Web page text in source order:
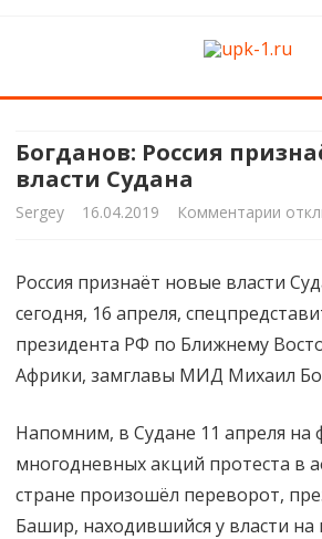
Skip
Богданов: Россия
власти Судана
Sergey 16.04.2019 Комментарии к
Россия признаёт новые власти
сегодня, 16 апреля,
президента РФ по Ближнему
Африки, замглавы МИД Михаил
Напомним, в Судане 11 апреля на
многодневных акций протеста в
стране произошёл переворот,
Башир, находившийся у власти